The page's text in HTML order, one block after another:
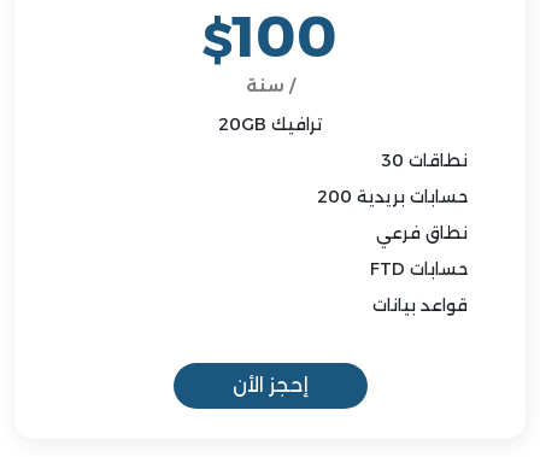
$100
/ سنة
ترافيك 20GB
نطاقات 30
حسابات بريدية 200
نطاق فرعي
حسابات FTD
قواعد بيانات
إحجز الأن